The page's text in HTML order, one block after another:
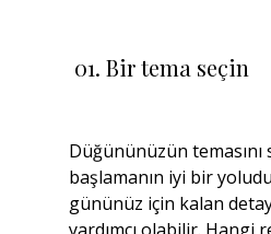
01. Bir tema seçin
Düğününüzün temasını
başlamanın iyi bir
gününüz için kalan
yardımcı olabilir. Hangi